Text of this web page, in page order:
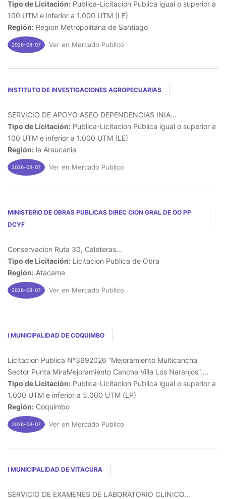
Tipo de Licitación: Publica-Licitacion Publica igual o superior a
100 UTM e inferior a 1.000 UTM (LE)
Región: Region Metropolitana de Santiago
2026-08-07 Ver en Mercado Publico
INSTITUTO DE INVESTIGACIONES AGROPECUARIAS
SERVICIO DE APOYO ASEO DEPENDENCIAS INIA...
Tipo de Licitación: Publica-Licitacion Publica igual o superior a
100 UTM e inferior a 1.000 UTM (LE)
Región: la Araucania
2026-08-07 Ver en Mercado Publico
MINISTERIO DE OBRAS PUBLICAS DIREC CION GRAL DE OO PP
DCYF
Conservacion Ruta 30, Caleteras...
Tipo de Licitación: Licitacion Publica de Obra
Región: Atacama
2026-08-07 Ver en Mercado Publico
I MUNICIPALIDAD DE COQUIMBO
Licitacion Publica N°3692026 “Mejoramiento Multicancha
Sector Punta MiraMejoramiento Cancha Villa Los Naranjos”....
Tipo de Licitación: Publica-Licitacion Publica igual o superior a
1.000 UTM e inferior a 5.000 UTM (LP)
Región: Coquimbo
2026-08-07 Ver en Mercado Publico
I MUNICIPALIDAD DE VITACURA
SERVICIO DE EXAMENES DE LABORATORIO CLINICO...